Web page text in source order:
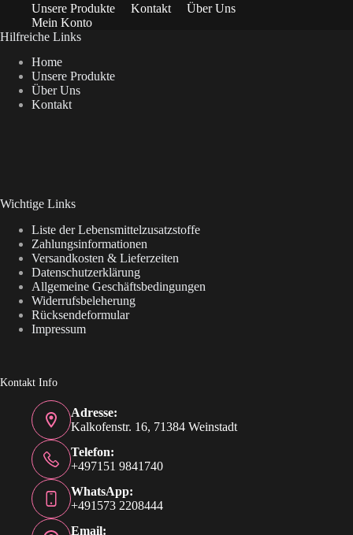
Unsere Produkte Kontakt
Über Uns
Mein Konto
Hilfreiche Links
Home
Unsere Produkte
Über Uns
Kontakt
Wichtige Links
Liste der Lebensmittelzusatzstoffe
Zahlungsinformationen
Versandkosten & Lieferzeiten
Datenschutzerklärung
Allgemeine Geschäftsbedingungen
Widerrufsbeleherung
Rücksendeformular
Impressum
Kontakt Info
Adresse:
Kalkofenstr. 16, 71384 Weinstadt
Telefon:
+497151 9841740
WhatsApp:
+491573 2208444
Email: